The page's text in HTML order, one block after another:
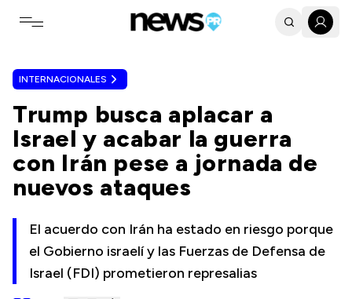
Toggle navigation menu
INTERNACIONALES
Trump busca aplacar a
Israel y acabar la guerra
con Irán pese a jornada de
nuevos ataques
El acuerdo con Irán ha estado en riesgo porque
el Gobierno israelí y las Fuerzas de Defensa de
Israel (FDI) prometieron represalias